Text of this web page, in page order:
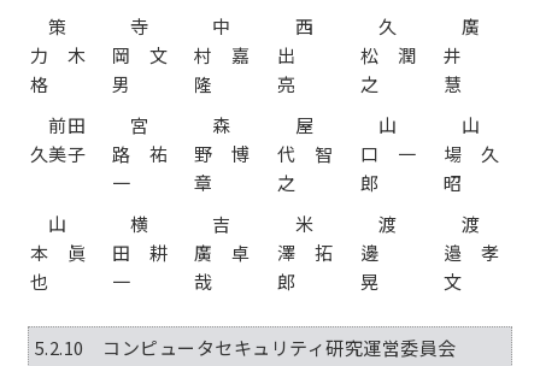
策
力 木
格
寺
岡 文
男
中
村 嘉
隆
西
出
亮
久
松 潤
之
廣
井
慧
前田
久美子
宮
路 祐
一
森
野 博
章
屋
代 智
之
山
口 一
郎
山
場 久
昭
山
本 眞
也
横
田 耕
一
吉
廣 卓
哉
米
澤 拓
郎
渡
邊
晃
渡
邉 孝
文
5.2.10 コンピュータセキュリティ研究運営委員会